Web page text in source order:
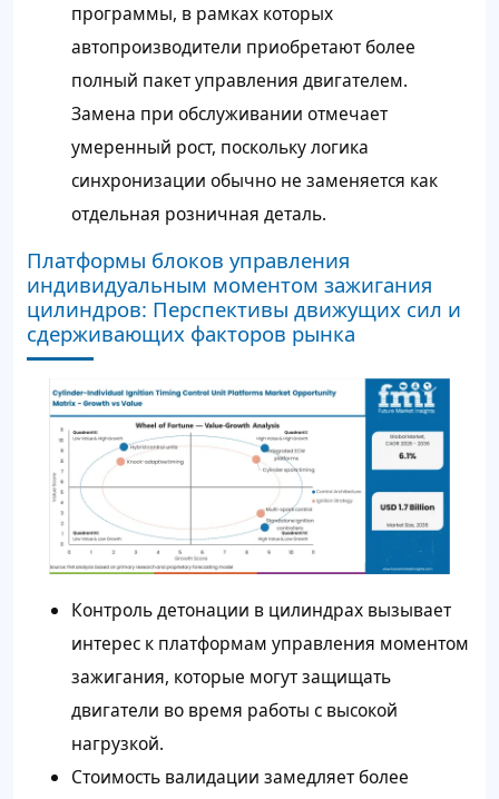
программы, в рамках которых
автопроизводители приобретают более
полный пакет управления двигателем.
Замена при обслуживании отмечает
умеренный рост, поскольку логика
синхронизации обычно не заменяется как
отдельная розничная деталь.
Платформы блоков управления
индивидуальным моментом зажигания
цилиндров: Перспективы движущих сил и
сдерживающих факторов рынка
Контроль детонации в цилиндрах вызывает
интерес к платформам управления моментом
зажигания, которые могут защищать
двигатели во время работы с высокой
нагрузкой.
Стоимость валидации замедляет более